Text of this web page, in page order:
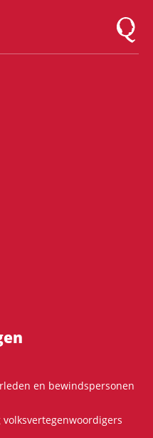
Logo
en bewindspersonen